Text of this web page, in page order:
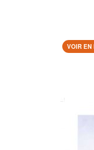
VOIR EN